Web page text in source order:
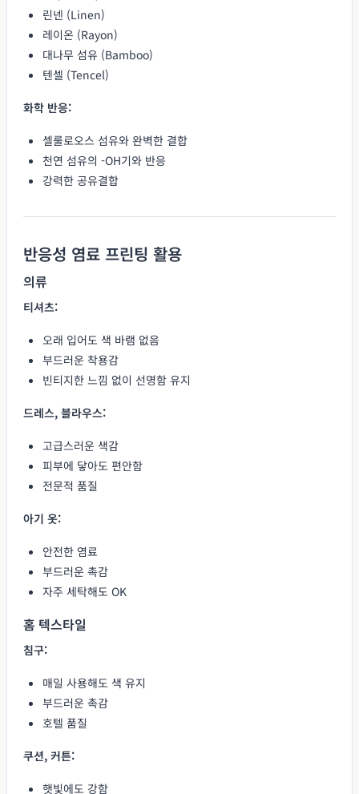
린넨 (Linen)
레이온 (Rayon)
대나무 섬유 (Bamboo)
텐셀 (Tencel)
화학 반응:
셀룰로오스 섬유와 완벽한 결합
천연 섬유의 -OH기와 반응
강력한 공유결합
반응성 염료 프린팅 활용
의류
티셔츠:
오래 입어도 색 바램 없음
부드러운 착용감
빈티지한 느낌 없이 선명함 유지
드레스, 블라우스:
고급스러운 색감
피부에 닿아도 편안함
전문적 품질
아기 옷:
안전한 염료
부드러운 촉감
자주 세탁해도 OK
홈 텍스타일
침구:
매일 사용해도 색 유지
부드러운 촉감
호텔 품질
쿠션, 커튼:
햇빛에도 강함